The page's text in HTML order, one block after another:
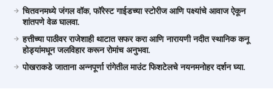
चितवनमध्ये जंगल वॉक, फॉरेस्ट गाईडच्या स्टोरीज आणि पक्ष्यांचे आवाज ऐकून
शांतपणे वेळ घालवा.
हत्तीच्या पाठीवर राजेशाही थाटात सफर करा आणि नारायणी नदीत स्थानिक कनू
होड्यांमधून जलविहार करून रोमांच अनुभवा.
पोखराकडे जाताना अन्नपूर्णा रांगेतील माउंट फिशटेलचे नयनमनोहर दर्शन घ्या.